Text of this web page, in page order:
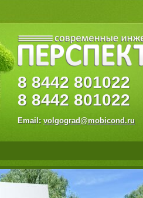
8 8442
8 8442 801022
Email: volgograd@mobicond.ru